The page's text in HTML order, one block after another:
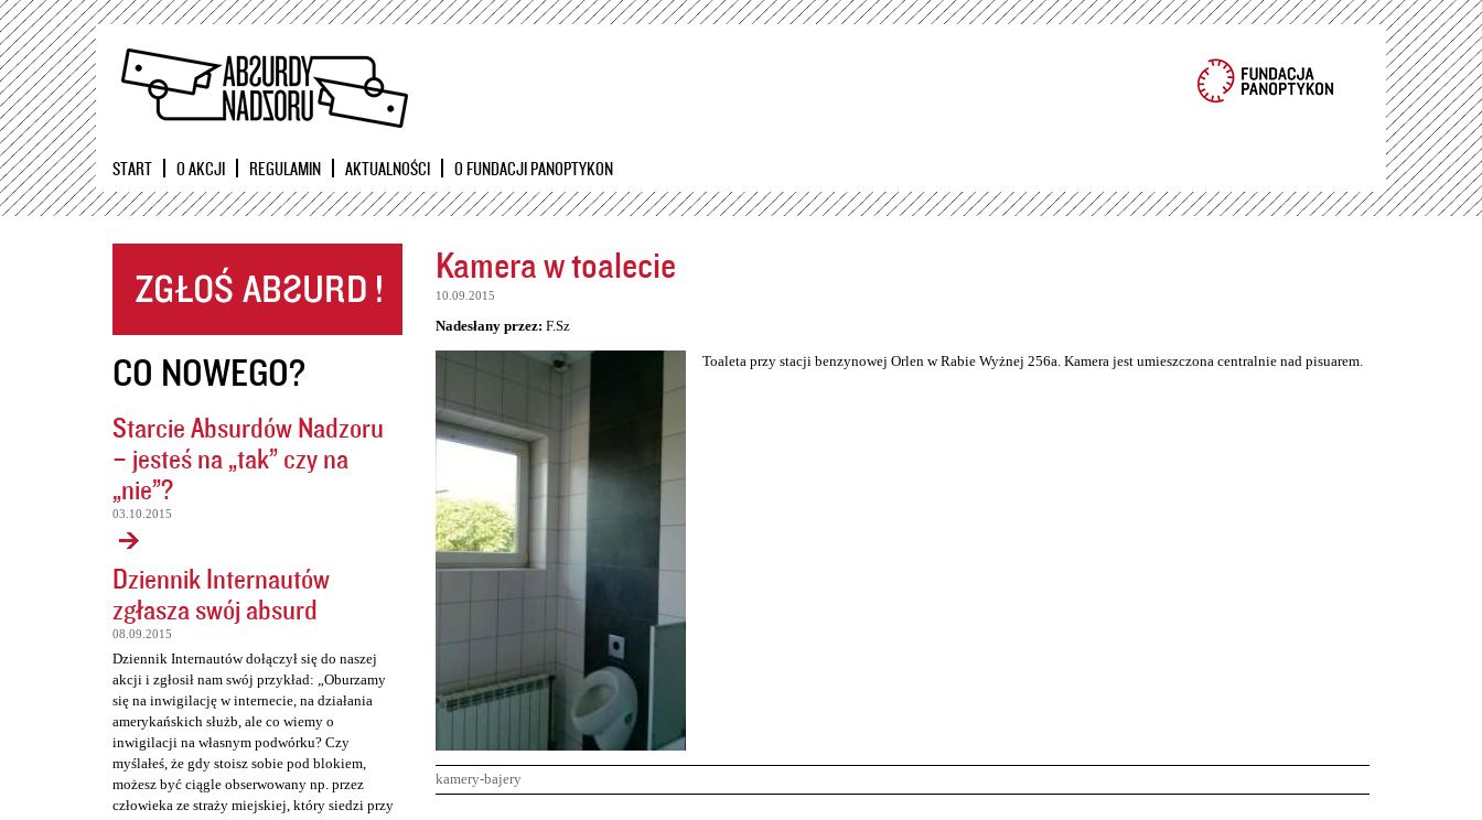
Przejdź
START O AKCJI REGULAMIN AKTUALNOŚCI O FUNDACJI PANOPTYKON
CO NOWEGO?
Starcie Absurdów Nadzoru
– jesteś na „tak” czy na
„nie”?
03.10.2015
Dziennik Internautów
zgłasza swój absurd
08.09.2015
Dziennik Internautów dołączył się do naszej
akcji i zgłosił nam swój przykład: „Oburzamy
się na inwigilację w internecie, na działania
amerykańskich służb, ale co wiemy o
inwigilacji na własnym podwórku? Czy
myślałeś, że gdy stoisz sobie pod blokiem,
możesz być ciągle obserwowany np. przez
człowieka ze straży miejskiej, który siedzi przy
Kamera w toalecie
10.09.2015
Nadesłany przez: F.Sz
Toaleta przy stacji benzynowej Orlen w Rabie Wyżnej 256a. Kamera jest umieszczona centralnie nad pisuarem.
kamery-bajery